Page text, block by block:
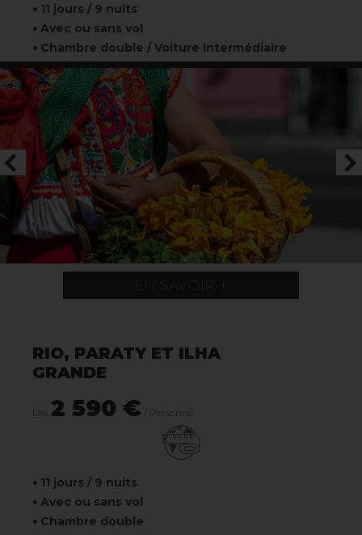
11 jours / 9 nuits
Avec ou sans vol
Chambre double / Voiture Intermédiaire
EN SAVOIR +
RIO, PARATY ET ILHA
GRANDE
Dès 2 590 € / Personne
11 jours / 9 nuits
Avec ou sans vol
Chambre double